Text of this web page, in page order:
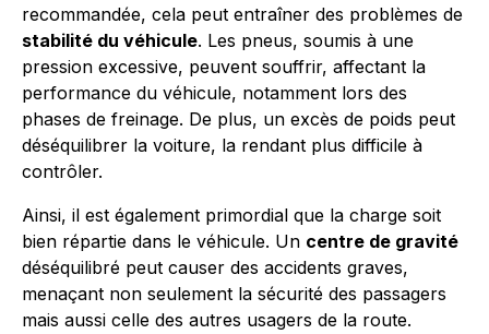
recommandée, cela peut entraîner des problèmes de
stabilité du véhicule. Les pneus, soumis à une
pression excessive, peuvent souffrir, affectant la
performance du véhicule, notamment lors des
phases de freinage. De plus, un excès de poids peut
déséquilibrer la voiture, la rendant plus difficile à
contrôler.
Ainsi, il est également primordial que la charge soit
bien répartie dans le véhicule. Un centre de gravité
déséquilibré peut causer des accidents graves,
menaçant non seulement la sécurité des passagers
mais aussi celle des autres usagers de la route.